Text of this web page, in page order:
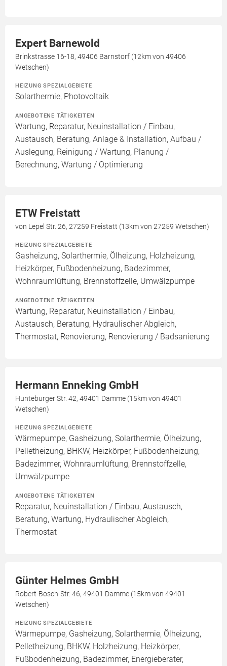
Expert Barnewold
Brinkstrasse 16-18, 49406 Barnstorf (12km von 49406
Wetschen)
HEIZUNG SPEZIALGEBIETE
Solarthermie, Photovoltaik
ANGEBOTENE TÄTIGKEITEN
Wartung, Reparatur, Neuinstallation / Einbau,
Austausch, Beratung, Anlage & Installation, Aufbau /
Auslegung, Reinigung / Wartung, Planung /
Berechnung, Wartung / Optimierung
ETW Freistatt
von Lepel Str. 26, 27259 Freistatt (13km von 27259 Wetschen)
HEIZUNG SPEZIALGEBIETE
Gasheizung, Solarthermie, Ölheizung, Holzheizung,
Heizkörper, Fußbodenheizung, Badezimmer,
Wohnraumlüftung, Brennstoffzelle, Umwälzpumpe
ANGEBOTENE TÄTIGKEITEN
Wartung, Reparatur, Neuinstallation / Einbau,
Austausch, Beratung, Hydraulischer Abgleich,
Thermostat, Renovierung, Renovierung / Badsanierung
Hermann Enneking GmbH
Hunteburger Str. 42, 49401 Damme (15km von 49401
Wetschen)
HEIZUNG SPEZIALGEBIETE
Wärmepumpe, Gasheizung, Solarthermie, Ölheizung,
Pelletheizung, BHKW, Heizkörper, Fußbodenheizung,
Badezimmer, Wohnraumlüftung, Brennstoffzelle,
Umwälzpumpe
ANGEBOTENE TÄTIGKEITEN
Reparatur, Neuinstallation / Einbau, Austausch,
Beratung, Wartung, Hydraulischer Abgleich,
Thermostat
Günter Helmes GmbH
Robert-Bosch-Str. 46, 49401 Damme (15km von 49401
Wetschen)
HEIZUNG SPEZIALGEBIETE
Wärmepumpe, Gasheizung, Solarthermie, Ölheizung,
Pelletheizung, BHKW, Holzheizung, Heizkörper,
Fußbodenheizung, Badezimmer, Energieberater,